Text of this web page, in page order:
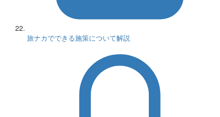
旅ナカでできる施策について解説